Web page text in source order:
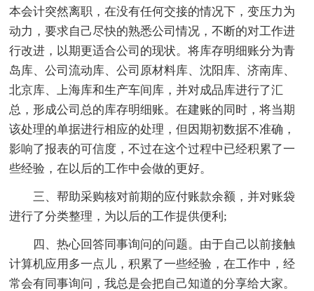
本会计突然离职，在没有任何交接的情况下，变压力为
动力，要求自己尽快的熟悉公司情况，不断的对工作进
行改进，以期更适合公司的现状。将库存明细账分为青
岛库、公司流动库、公司原材料库、沈阳库、济南库、
北京库、上海库和生产车间库，并对成品库进行了汇
总，形成公司总的库存明细账。在建账的同时，将当期
该处理的单据进行相应的处理，但因期初数据不准确，
影响了报表的可信度，不过在这个过程中已经积累了一
些经验，在以后的工作中会做的更好。
三、帮助采购核对前期的应付账款余额，并对账袋
进行了分类整理，为以后的工作提供便利;
四、热心回答同事询问的问题。由于自己以前接触
计算机应用多一点儿，积累了一些经验，在工作中，经
常会有同事询问，我总是会把自己知道的分享给大家。